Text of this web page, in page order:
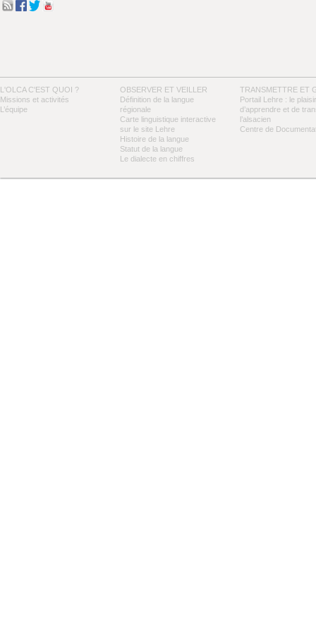
L'OLCA C'EST QUOI ?
Missions et activités
L’équipe
OBSERVER ET VEILLER
Définition de la langue
régionale
Carte linguistique interactive
sur le site Lehre
Histoire de la langue
Statut de la langue
Le dialecte en chiffres
TRANSMETTRE ET
Portail Lehre : le plaisir
d’apprendre et de
l’alsacien
Centre de